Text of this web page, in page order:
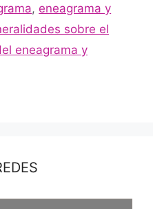
, eneagrama y
sobre el
eneagrama y